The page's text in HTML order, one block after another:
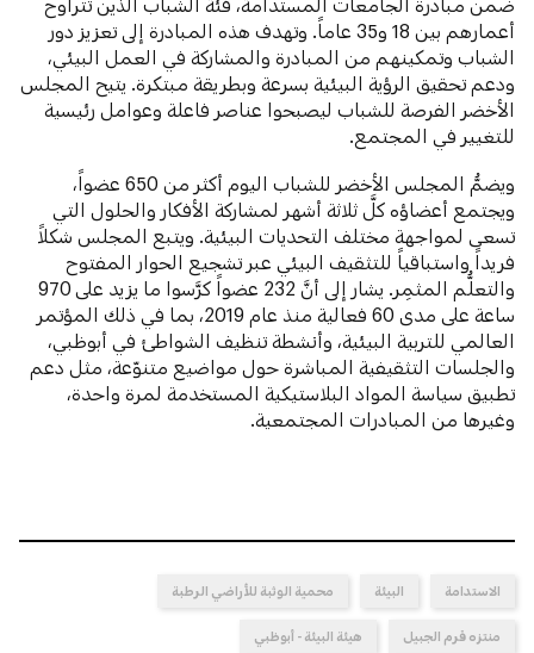
أعمارهم بين 18 و35 عاماً. وتهدف هذه المبادرة إلى تعزيز دور
الشباب وتمكينهم من المبادرة والمشاركة في العمل البيئي،
ودعم تحقيق الرؤية البيئية بسرعة وبطريقة مبتكرة. يتيح المجلس
الأخضر الفرصة للشباب ليصبحوا عناصر فاعلة وعوامل رئيسية
للتغيير في المجتمع.
ويضمُّ المجلس الأخضر للشباب اليوم أكثر من 650 عضواً،
ويجتمع أعضاؤه كلَّ ثلاثة أشهر لمشاركة الأفكار والحلول التي
تسعى لمواجهة مختلف التحديات البيئية. ويتبع المجلس شكلاً
فريداً واستباقياً للتثقيف البيئي عبر تشجيع الحوار المفتوح
والتعلُّم المثمِر. يشار إلى أنَّ 232 عضواً كرَّسوا ما يزيد على 970
ساعة على مدى 60 فعالية منذ عام 2019، بما في ذلك المؤتمر
العالمي للتربية البيئية، وأنشطة تنظيف الشواطئ في أبوظبي،
والجلسات التثقيفية المباشرة حول مواضيع متنوّعة، مثل دعم
تطبيق سياسة المواد البلاستيكية المستخدمة لمرة واحدة،
وغيرها من المبادرات المجتمعية.
الاستدامة البيئة محمية الوثبة للأراضي الرطبة
منتزه قرم الجبيل هيئة البيئة - أبوظبي